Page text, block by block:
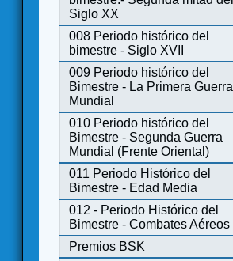
Siglo XX
008 Periodo histórico del
bimestre - Siglo XVII
009 Periodo histórico del
Bimestre - La Primera Guerra
Mundial
010 Periodo histórico del
Bimestre - Segunda Guerra
Mundial (Frente Oriental)
011 Periodo Histórico del
Bimestre - Edad Media
012 - Periodo Histórico del
Bimestre - Combates Aéreos
Premios BSK